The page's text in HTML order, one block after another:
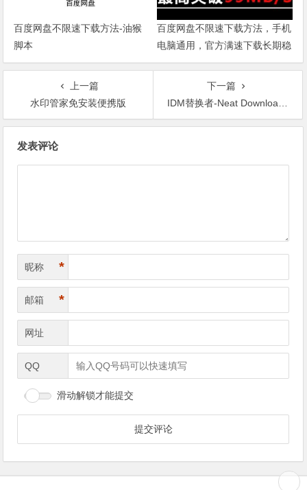
百度网盘不限速下载方法-油猴
脚本
百度网盘不限速下载方法，手机
电脑通用，官方满速下载长期稳
定
上一篇
水印管家免安装便携版
下一篇
IDM替换者-Neat Download Manager （附带中文汉化版V1.1）
发表评论
昵称 *
邮箱 *
网址
QQ
滑动解锁才能提交